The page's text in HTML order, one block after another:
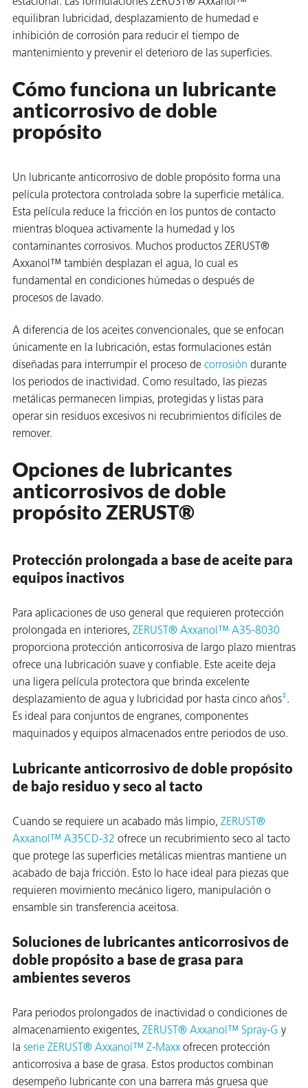
estacional. Las formulaciones ZERUST® Axxanol™
equilibran lubricidad, desplazamiento de humedad e
inhibición de corrosión para reducir el tiempo de
mantenimiento y prevenir el deterioro de las superficies.
Cómo funciona un lubricante
anticorrosivo de doble
propósito
Un lubricante anticorrosivo de doble propósito forma una
película protectora controlada sobre la superficie metálica.
Esta película reduce la fricción en los puntos de contacto
mientras bloquea activamente la humedad y los
contaminantes corrosivos. Muchos productos ZERUST®
Axxanol™ también desplazan el agua, lo cual es
fundamental en condiciones húmedas o después de
procesos de lavado.
A diferencia de los aceites convencionales, que se enfocan
únicamente en la lubricación, estas formulaciones están
diseñadas para interrumpir el proceso de corrosión durante
los periodos de inactividad. Como resultado, las piezas
metálicas permanecen limpias, protegidas y listas para
operar sin residuos excesivos ni recubrimientos difíciles de
remover.
Opciones de lubricantes
anticorrosivos de doble
propósito ZERUST®
Protección prolongada a base de aceite para
equipos inactivos
Para aplicaciones de uso general que requieren protección
prolongada en interiores, ZERUST® Axxanol™ A35-8030
proporciona protección anticorrosiva de largo plazo mientras
ofrece una lubricación suave y confiable. Este aceite deja
una ligera película protectora que brinda excelente
desplazamiento de agua y lubricidad por hasta cinco años‡.
Es ideal para conjuntos de engranes, componentes
maquinados y equipos almacenados entre periodos de uso.
Lubricante anticorrosivo de doble propósito
de bajo residuo y seco al tacto
Cuando se requiere un acabado más limpio, ZERUST®
Axxanol™ A35CD-32 ofrece un recubrimiento seco al tacto
que protege las superficies metálicas mientras mantiene un
acabado de baja fricción. Esto lo hace ideal para piezas que
requieren movimiento mecánico ligero, manipulación o
ensamble sin transferencia aceitosa.
Soluciones de lubricantes anticorrosivos de
doble propósito a base de grasa para
ambientes severos
Para periodos prolongados de inactividad o condiciones de
almacenamiento exigentes, ZERUST® Axxanol™ Spray-G y
la serie ZERUST® Axxanol™ Z-Maxx ofrecen protección
anticorrosiva a base de grasa. Estos productos combinan
desempeño lubricante con una barrera más gruesa que
Óxido